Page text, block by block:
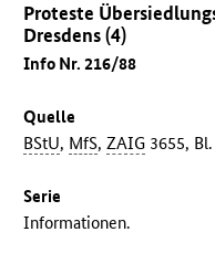
Proteste
Dresdens (4)
Info Nr. 216/88
Quelle
BStU, MfS,ZAIG 3655,
Serie
Informationen.